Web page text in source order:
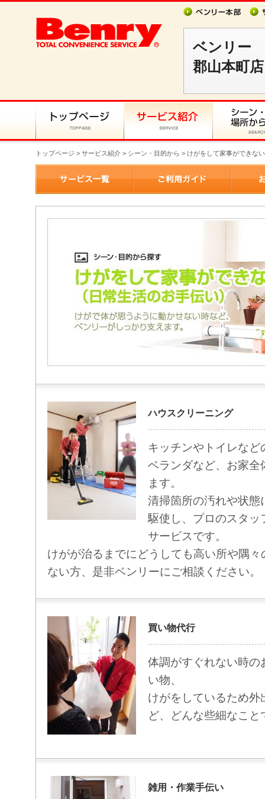
ベンリー
郡山本町店
トップページ > サービス紹介 > シーン・目的から > けがをして家事ができな
ハウスクリーニング
キッチンやトイレな
ベランダなど、お家全
ます。
清掃箇所の汚れや状態
駆使し、プロのスタッ
サービスです。
けがが治るまでにどうしても高い所や隅
ない方、是非ベンリーにご相談ください。
買い物代行
体調がすぐれない時の
い物、
けがをしているため
ど、どんな些細なこ
雑用・作業手伝い